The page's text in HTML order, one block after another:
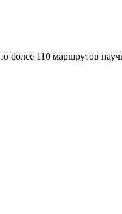
более 110 маршрутов